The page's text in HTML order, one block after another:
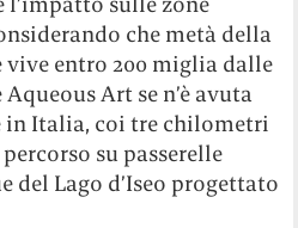
che metà della
entro 200 miglia dalle
Art se n’è avuta
in Italia, coi tre chilometri
su passerelle
del Lago d’Iseo progettato